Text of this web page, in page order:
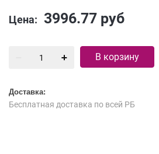
Цена: 3996.77 руб
В корзину
Доставка:
Бесплатная доставка по всей РБ